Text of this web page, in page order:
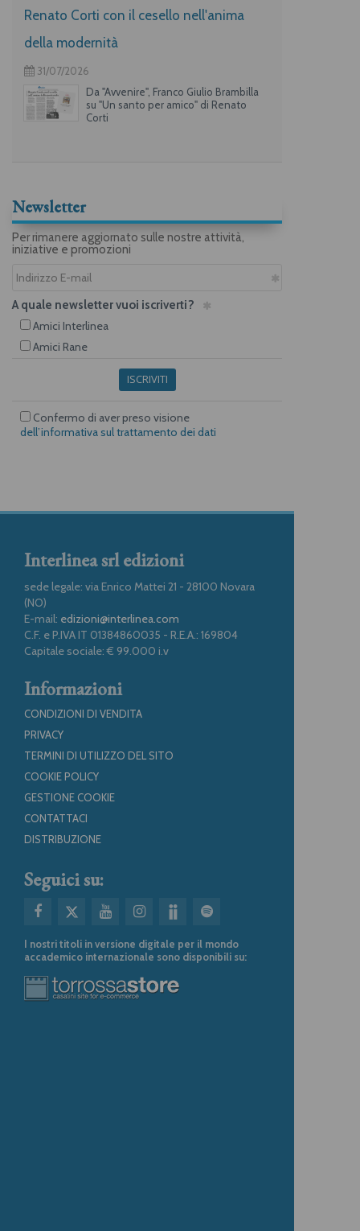
Renato Corti con il cesello nell'anima
della modernità
31/07/2026
Da "Avvenire", Franco Giulio Brambilla
su "Un santo per amico" di Renato
Corti
Newsletter
Per rimanere aggiornato sulle nostre attività,
iniziative e promozioni
A quale newsletter vuoi iscriverti?
Amici Interlinea
Amici Rane
ISCRIVITI
Confermo di aver preso visione
dell’informativa sul trattamento dei dati
Interlinea srl edizioni
sede legale: via Enrico Mattei 21 - 28100 Novara
(NO)
E-mail: edizioni@interlinea.com
C.F. e P.IVA IT 01384860035 - R.E.A.: 169804
Capitale sociale: € 99.000 i.v
Informazioni
CONDIZIONI DI VENDITA
PRIVACY
TERMINI DI UTILIZZO DEL SITO
COOKIE POLICY
GESTIONE COOKIE
CONTATTACI
DISTRIBUZIONE
Seguici su:
I nostri titoli in versione digitale per il mondo
accademico internazionale sono disponibili su: